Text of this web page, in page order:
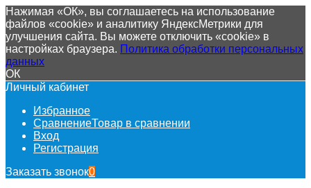
Нажимая «ОК», вы соглашаетесь на использование
файлов «cookie» и аналитику ЯндексМетрики для
улучшения сайта. Вы можете отключить «cookie» в
настройках браузера. Политика обработки персональных
данных
ОК
Личный кабинет
Избранное
СравнениеТовар в сравнении
Вход
Регистрация
Заказать звонок0